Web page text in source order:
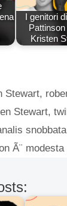
I genitori
Kristen
Stewart,
Stewart,
Ã¨ modesta